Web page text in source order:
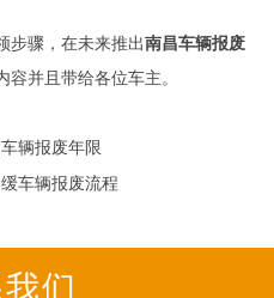
步骤，在未来推出南昌车辆报废
并且带给各位车主。
辆报废年限
车辆报废流程
们